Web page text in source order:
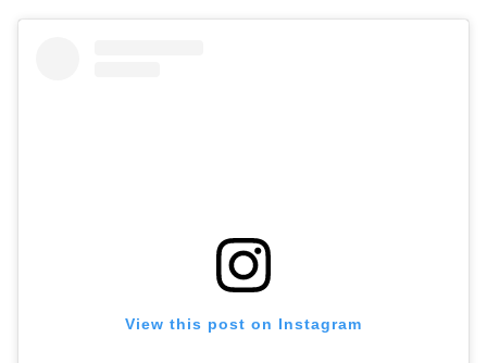
View this post on Instagram